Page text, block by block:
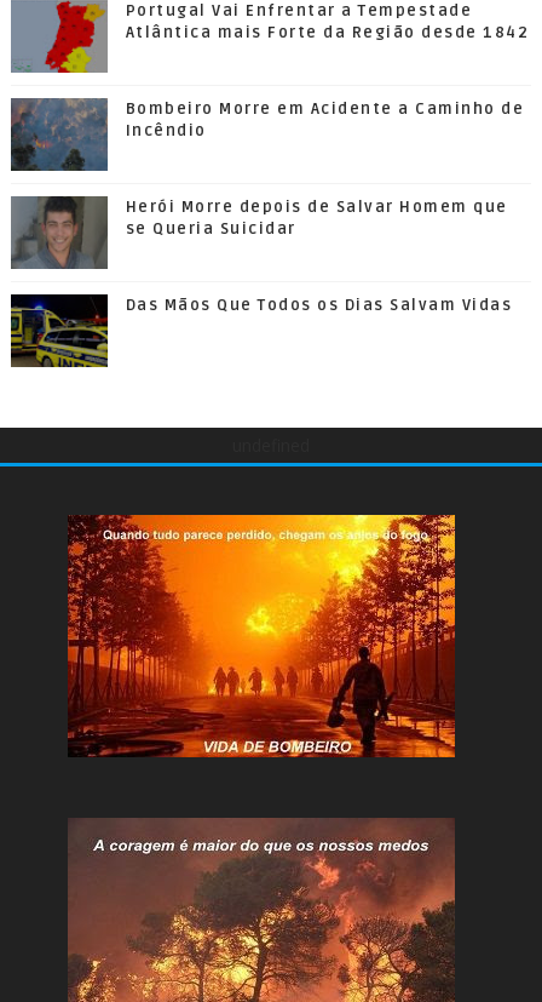
Portugal Vai Enfrentar a Tempestade
Atlântica mais Forte da Região desde 1842
Bombeiro Morre em Acidente a Caminho de
Incêndio
Herói Morre depois de Salvar Homem que
se Queria Suicidar
Das Mãos Que Todos os Dias Salvam Vidas